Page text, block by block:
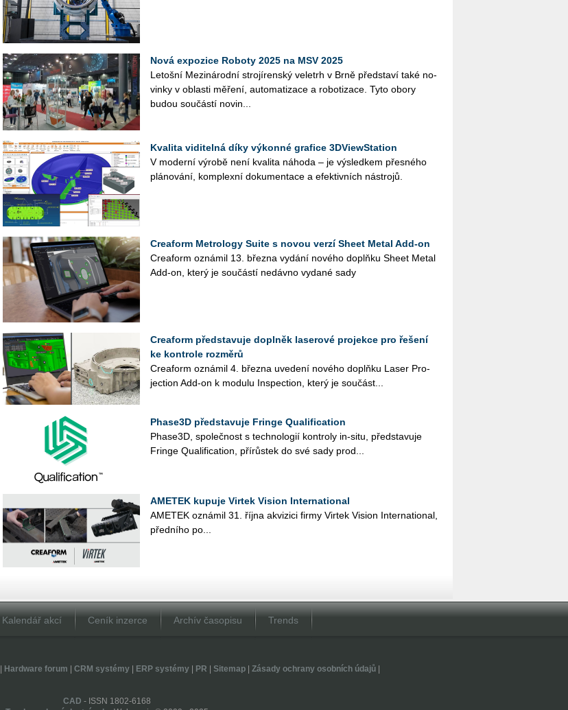
Nová expozice Roboty 2025 na MSV 2025
Le­toš­ní Me­zi­ná­rod­ní stro­jí­ren­ský ve­letrh v Brně před­sta­ví také no­
vin­ky v ob­las­ti mě­ře­ní, au­to­ma­ti­za­ce a ro­bo­ti­za­ce. Tyto obory
budou sou­čás­tí no­vin...
Kvalita viditelná díky výkonné grafice 3DViewStation
V mo­der­ní vý­ro­bě není kva­li­ta ná­ho­da – je vý­sled­kem přes­né­ho
plá­no­vá­ní, kom­plex­ní do­ku­men­ta­ce a efek­tiv­ních ná­stro­jů.
Creaform Metrology Suite s novou verzí Sheet Metal Add-on
Crea­form ozná­mil 13. břez­na vy­dá­ní no­vé­ho doplňku Sheet Metal
Add-on, který je sou­čás­tí ne­dáv­no vy­da­né sady
Creaform představuje doplněk laserové projekce pro řešení
ke kontrole rozměrů
Cre­a­form ozná­mil 4. břez­na uve­de­ní no­vé­ho doplňku Laser Pro­
jecti­on Add­‑on k mo­du­lu In­specti­on, který je sou­čás­t...
Phase3D představuje Fringe Qualification
Pha­se3D, spo­leč­nost s tech­no­lo­gií kon­t­ro­ly in-situ, před­sta­vu­je
Frin­ge Qua­li­fi­ca­ti­on, pří­růs­tek do své sady pro­d...
AMETEK kupuje Virtek Vision International
AME­TEK ozná­mil 31. října akvi­zi­ci firmy Vir­tek Vi­si­on In­ter­nati­o­nal,
před­ní­ho po...
Kalendář akcí Ceník inzerce Archív časopisu Trends
Hardware forum CRM systémy| ERP systémy| PR Sitemap| Zásady ochrany osobních údajů|
CAD - ISSN 1802-6168